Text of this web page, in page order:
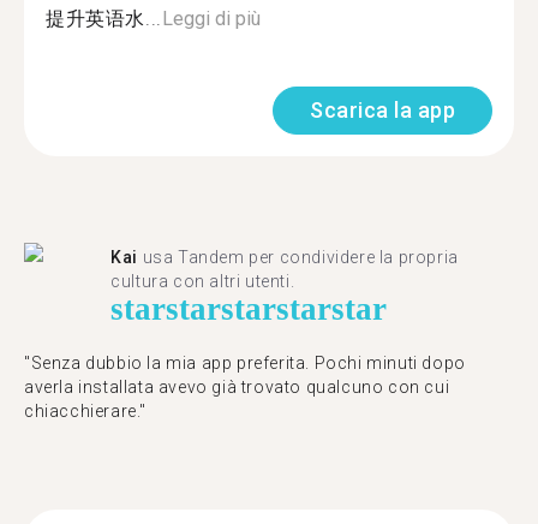
提升英语水...Leggi di più
Scarica la app
Kai usa Tandem per condividere la propria
cultura con altri utenti.
starstarstarstarstar
"Senza dubbio la mia app preferita. Pochi minuti dopo
averla installata avevo già trovato qualcuno con cui
chiacchierare."